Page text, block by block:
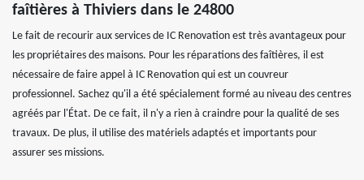
faîtières à Thiviers dans le 24800
Le fait de recourir aux services de IC Renovation est très avantageux pour
les propriétaires des maisons. Pour les réparations des faîtières, il est
nécessaire de faire appel à IC Renovation qui est un couvreur
professionnel. Sachez qu'il a été spécialement formé au niveau des centres
agréés par l'État. De ce fait, il n'y a rien à craindre pour la qualité de ses
travaux. De plus, il utilise des matériels adaptés et importants pour
assurer ses missions.